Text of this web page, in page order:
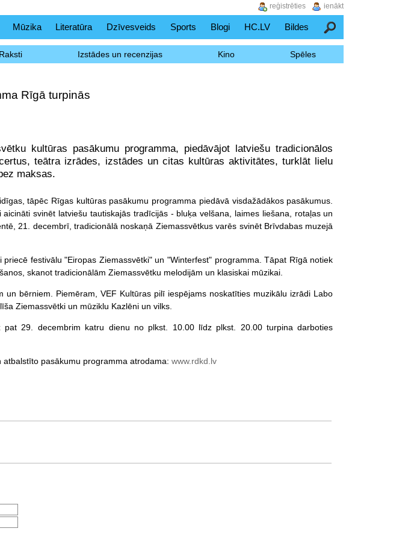
Mūzika Literatūra Dzīvesveids Sports Blogi HC.LV Bildes Meklēšana
Raksti Izstādes un recenzijas Kino Spēles
Rīgā turpinās
kultūras pasākumu programma, piedāvājot latviešu tradicionālos
teātra izrādes, izstādes un citas kultūras aktivitātes, turklāt lielu
maksas.
tāpēc Rīgas kultūras pasākumu programma piedāvā visdažādākos pasākumus.
svinēt latviešu tautiskajās tradīcijās - bluķa velšana, laimes liešana, rotaļas un
21. decembrī, tradicionālā noskaņā Ziemassvētkus varēs svinēt Brīvdabas muzejā
festivālu "Eiropas Ziemassvētki" un "Winterfest" programma. Tāpat Rīgā notiek
skanot tradicionālām Ziemassvētku melodijām un klasiskai mūzikai.
un bērniem. Piemēram, VEF Kultūras pilī iespējams noskatīties muzikālu izrādi Labo
Ziemassvētki un mūziklu Kazlēni un vilks.
29. decembrim katru dienu no plkst. 10.00 līdz plkst. 20.00 turpina darboties
pasākumu programma atrodama: www.rdkd.lv
ienākt
reģistrēties